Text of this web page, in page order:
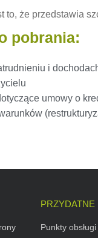
to, że przedstawia
pobrania:
i
umowy o
Punkty obsługi